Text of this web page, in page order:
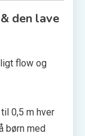
den lave
flow og
0,5 m hver
børn med